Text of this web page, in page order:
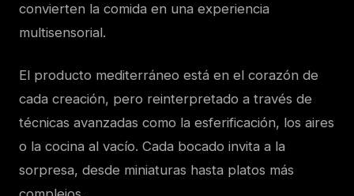
convierten la comida en una experiencia
multisensorial.
El producto mediterráneo está en el corazón de
cada creación, pero reinterpretado a través de
técnicas avanzadas como la esferificación, los aires
o la cocina al vacío. Cada bocado invita a la
sorpresa, desde miniaturas hasta platos más